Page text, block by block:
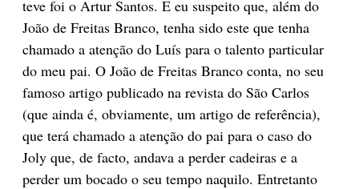
teve foi o Artur Santos. E eu suspeito que, além do
João de Freitas Branco, tenha sido este que tenha
chamado a atenção do Luís para o talento particular
do meu pai. O João de Freitas Branco conta, no seu
famoso artigo publicado na revista do São Carlos
(que ainda é, obviamente, um artigo de referência),
que terá chamado a atenção do pai para o caso do
Joly que, de facto, andava a perder cadeiras e a
perder um bocado o seu tempo naquilo. Entretanto